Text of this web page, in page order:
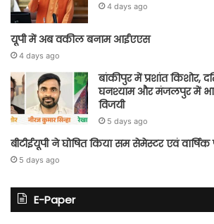
4 days ago
यूपी में अब वकील बनाम आईएएस
4 days ago
बांकीपुर में प्रशांत किशोर,
घनश्याम और मंजलपुर में
विजयी
5 days ago
बीटीईयूपी ने घोषित किया सम सेमेस्टर एवं वार्षिक
5 days ago
E-Paper